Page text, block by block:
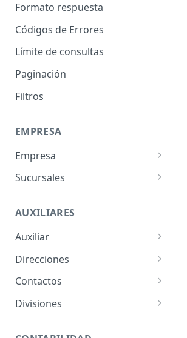
Formato respuesta
Códigos de Errores
Límite de consultas
Paginación
Filtros
EMPRESA
Empresa
Obtener Datos Empresa
Sucursales
Obtener Sucursal
Crear Sucursal POST
Actualizar Sucursal PUT
AUXILIARES
Auxiliar
Listar Auxiliares
Obtener Auxiliar
Crear Auxiliar
Direcciones
Listar Direcciones
Obtener Dirección
Contactos
Listar Contactos
Divisiones